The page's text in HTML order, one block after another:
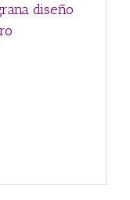
diseño